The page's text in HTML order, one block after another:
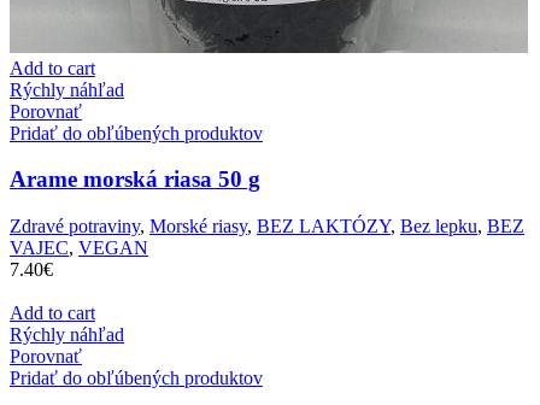
Add to cart
Rýchly náhľad
Porovnať
Pridať do obľúbených produktov
Arame morská riasa 50 g
Zdravé potraviny, Morské riasy, BEZ LAKTÓZY, Bez lepku, BEZ
VAJEC, VEGAN
7.40€
Add to cart
Rýchly náhľad
Porovnať
Pridať do obľúbených produktov